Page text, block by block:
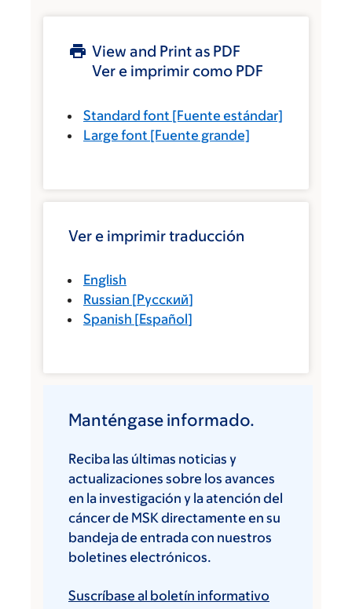
View and Print as PDF
Ver e imprimir como PDF
Standard font [Fuente estándar]
Large font [Fuente grande]
Ver e imprimir traducción
English
Russian [Русский]
Spanish [Español]
Manténgase informado.
Reciba las últimas noticias y
actualizaciones sobre los avances
en la investigación y la atención del
cáncer de MSK directamente en su
bandeja de entrada con nuestros
boletines electrónicos.
Suscríbase al boletín informativo